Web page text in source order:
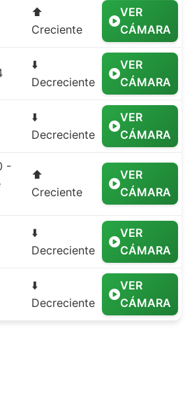
⬆️
Creciente
VER
CÁMARA
⬇️
Decreciente
VER
CÁMARA
⬇️
Decreciente
VER
CÁMARA
-
⬆️
Creciente
VER
CÁMARA
⬇️
Decreciente
VER
CÁMARA
⬇️
Decreciente
VER
CÁMARA